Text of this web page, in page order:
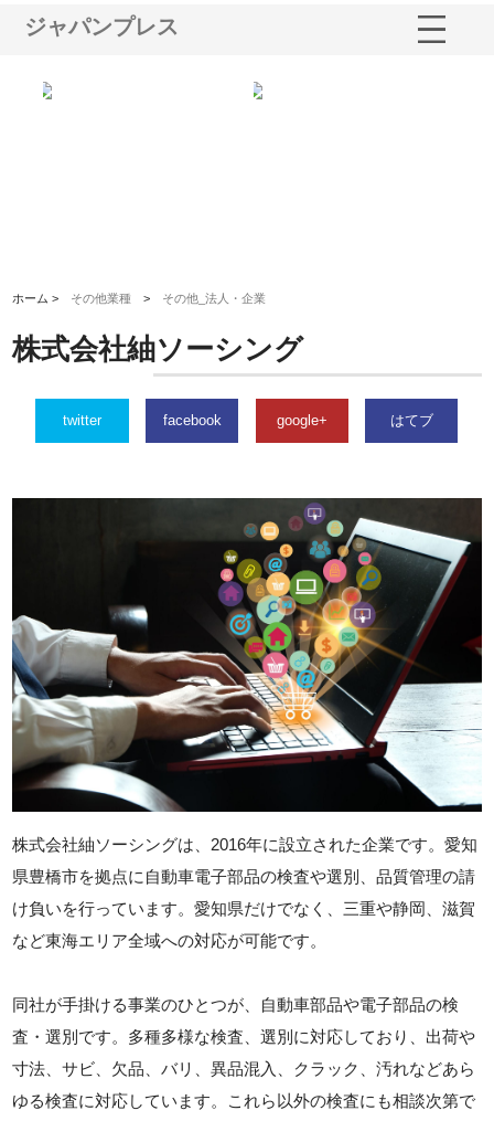
ジャパンプレス
ホーム > その他業種 > その他_法人・企業
株式会社紬ソーシング
twitter facebook google+ はてブ
株式会社紬ソーシングは、2016年に設立された企業です。愛知
県豊橋市を拠点に自動車電子部品の検査や選別、品質管理の請
け負いを行っています。愛知県だけでなく、三重や静岡、滋賀
など東海エリア全域への対応が可能です。
同社が手掛ける事業のひとつが、自動車部品や電子部品の検
査・選別です。多種多様な検査、選別に対応しており、出荷や
寸法、サビ、欠品、バリ、異品混入、クラック、汚れなどあら
ゆる検査に対応しています。これら以外の検査にも相談次第で